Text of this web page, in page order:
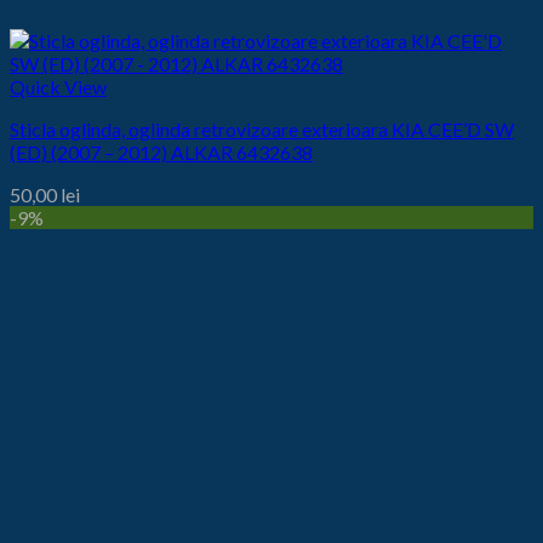
Quick View
Sticla oglinda, oglinda retrovizoare exterioara KIA CEE’D SW
(ED) (2007 – 2012) ALKAR 6432638
50,00 lei
-9%